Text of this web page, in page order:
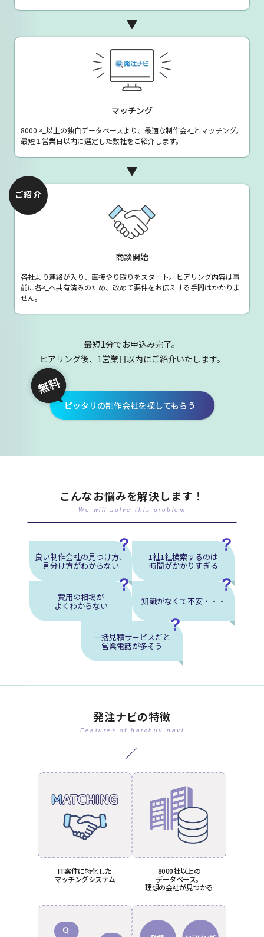
マッチング
8000 社以上の独自データベースより、最適な制作会社とマッチング。
最短１営業日以内に選定した数社をご紹介します。
ご紹介
商談開始
各社より連絡が入り、直接やり取りをスタート。ヒアリング内容は事
前に各社へ共有済みのため、改めて要件をお伝えする手間はかかりま
せん。
最短1分でお申込み完了。
ヒアリング後、1営業日以内にご紹介いたします。
ピッタリの制作会社を探してもらう
こんなお悩みを解決します！
We will solve this problem
良い制作会社の見つけ方、
見分け方がわからない
1社1社検索するのは
時間がかかりすぎる
費用の相場が
よくわからない 知識がなくて不安・・・
一括見積サービスだと
営業電話が多そう
発注ナビの特徴
Features of hatchuu navi
IT案件に特化した
マッチングシステム
8000社以上の
データベース。
理想の会社が見つかる